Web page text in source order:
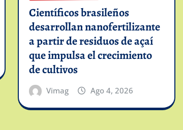
Científicos brasileños
desarrollan nanofertilizante
a partir de residuos de açaí
que impulsa el crecimiento
de cultivos
Vimag Ago 4, 2026